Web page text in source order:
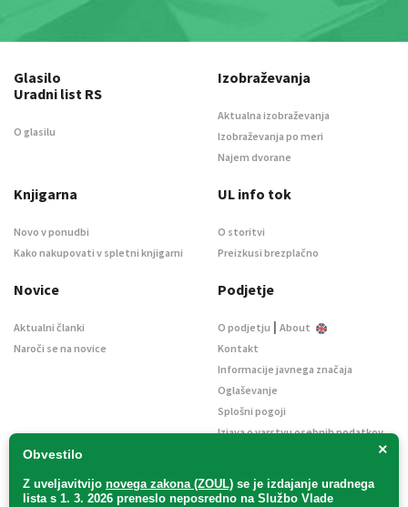
×
Obvestilo
Z uveljavitvijo novega zakona (ZOUL) se je izdajanje uradnega
lista s 1. 3. 2026 preneslo neposredno na Službo Vlade
Glasilo
Uradni list RS
O glasilu
Izobraževanja
Aktualna izobraževanja
Izobraževanja po meri
Najem dvorane
Knjigarna
Novo v ponudbi
Kako nakupovati v spletni knjigarni
UL info tok
O storitvi
Preizkusi brezplačno
Novice
Aktualni članki
Naroči se na novice
Podjetje
O podjetju | About
Kontakt
Informacije javnega značaja
Oglaševanje
Splošni pogoji
Izjava o varstvu osebnih podatkov